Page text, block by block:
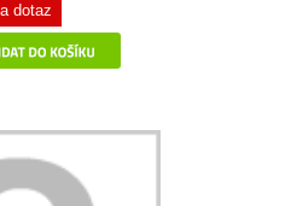
dotaz